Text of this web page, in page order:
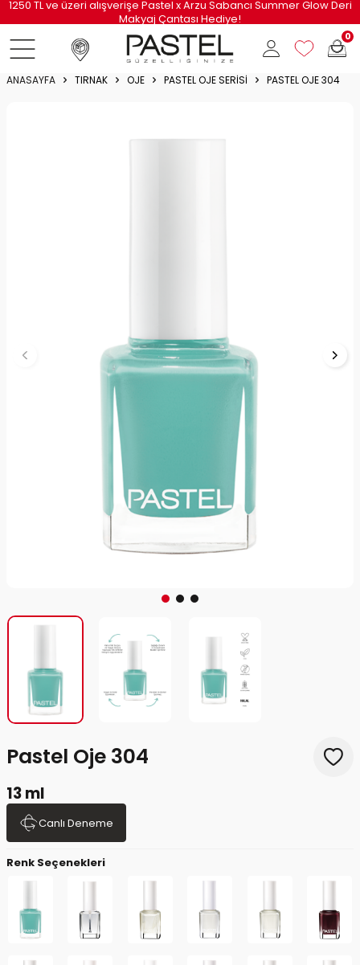
1250 TL ve üzeri alışverişe Pastel x Arzu Sabancı Summer Glow Deri
Makyaj Çantası Hediye!
0
ANASAYFA TIRNAK OJE PASTEL OJE SERISI PASTEL OJE 304
Pastel Oje 304
13 ml
Canlı Deneme
Renk Seçenekleri